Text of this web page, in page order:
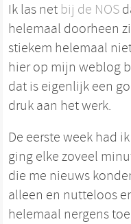
Ik las net bij de NOS
helemaal doorheen
stiekem helemaal
hier op mijn weblog
dat is eigenlijk een
druk aan het werk.
De eerste week had
ging elke zoveel
die me nieuws
alleen en nutteloos
helemaal nergens